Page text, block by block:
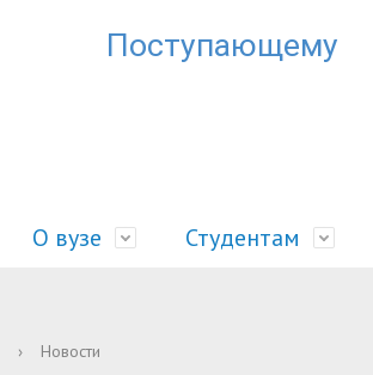
Поступающему
О вузе Студентам
› Новости